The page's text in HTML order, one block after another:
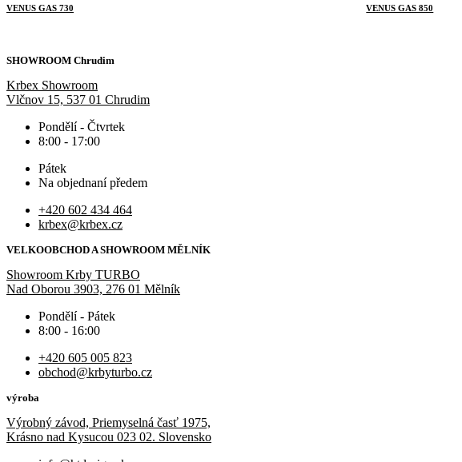
VENUS GAS 730 VENUS GAS 850
SHOWROOM Chrudim
Krbex Showroom
Vlčnov 15, 537 01 Chrudim
Pondělí - Čtvrtek
8:00 - 17:00
Pátek
Na objednaní předem
+420 602 434 464
krbex@krbex.cz
VELKOOBCHOD A SHOWROOM MĚLNÍK
Showroom Krby TURBO
Nad Oborou 3903, 276 01 Mělník
Pondělí - Pátek
8:00 - 16:00
+420 605 005 823
obchod@krbyturbo.cz
výroba
Výrobný závod, Priemyselná časť 1975,
Krásno nad Kysucou 023 02. Slovensko